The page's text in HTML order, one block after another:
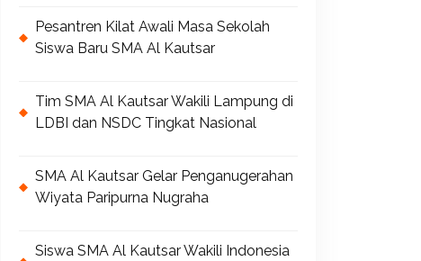
Pesantren Kilat Awali Masa Sekolah
Siswa Baru SMA Al Kautsar
Tim SMA Al Kautsar Wakili Lampung di
LDBI dan NSDC Tingkat Nasional
SMA Al Kautsar Gelar Penganugerahan
Wiyata Paripurna Nugraha
Siswa SMA Al Kautsar Wakili Indonesia